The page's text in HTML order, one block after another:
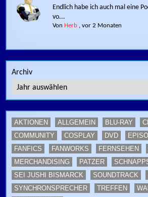
Endlich habe ich auch mal eine
vo...
Von Herb ,vor 2 Monaten
Archiv
AKTIONEN ALLGEMEIN BLU-RAY
COMMUNITY
COSPLAY DVD
FANFICS
FANWORKS FERNSEHEN
MERCHANDISING
PATZER
SEI JUSHI BISMARCK
SOUNDTRACK
SYNCHRONSPRECHER
TREFFEN